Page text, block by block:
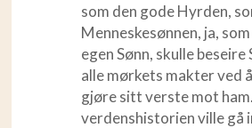
som den gode Hyrden,
Menneskesønnen, ja,
egen Sønn, skulle beseire
alle mørkets makter ved
gjøre sitt verste mot
verdenshistorien ville gå